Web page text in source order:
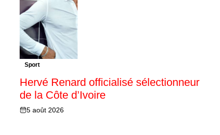
Sport
Hervé Renard officialisé sélectionneur
de la Côte d’Ivoire
5 août 2026